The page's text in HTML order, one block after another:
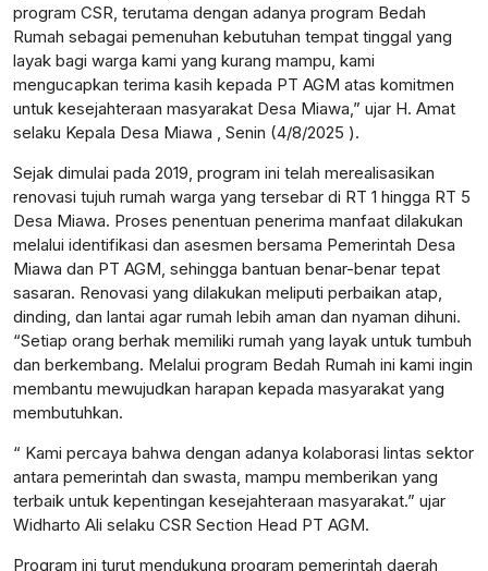
program CSR, terutama dengan adanya program Bedah
Rumah sebagai pemenuhan kebutuhan tempat tinggal yang
layak bagi warga kami yang kurang mampu, kami
mengucapkan terima kasih kepada PT AGM atas komitmen
untuk kesejahteraan masyarakat Desa Miawa,” ujar H. Amat
selaku Kepala Desa Miawa , Senin (4/8/2025 ).
Sejak dimulai pada 2019, program ini telah merealisasikan
renovasi tujuh rumah warga yang tersebar di RT 1 hingga RT 5
Desa Miawa. Proses penentuan penerima manfaat dilakukan
melalui identifikasi dan asesmen bersama Pemerintah Desa
Miawa dan PT AGM, sehingga bantuan benar-benar tepat
sasaran. Renovasi yang dilakukan meliputi perbaikan atap,
dinding, dan lantai agar rumah lebih aman dan nyaman dihuni.
“Setiap orang berhak memiliki rumah yang layak untuk tumbuh
dan berkembang. Melalui program Bedah Rumah ini kami ingin
membantu mewujudkan harapan kepada masyarakat yang
membutuhkan.
“ Kami percaya bahwa dengan adanya kolaborasi lintas sektor
antara pemerintah dan swasta, mampu memberikan yang
terbaik untuk kepentingan kesejahteraan masyarakat.” ujar
Widharto Ali selaku CSR Section Head PT AGM.
Program ini turut mendukung program pemerintah daerah